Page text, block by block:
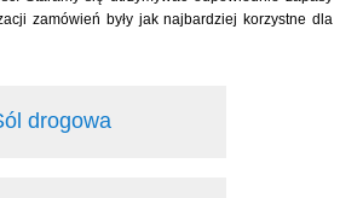
zamówień były jak najbardziej korzystne dla
drogowa